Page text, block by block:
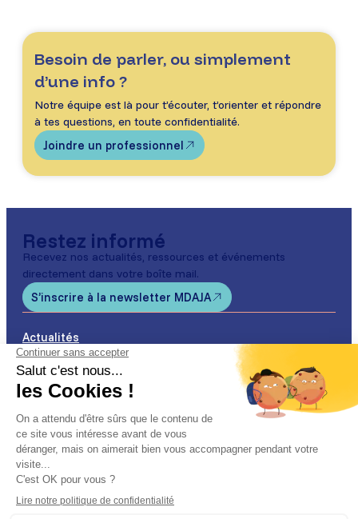
Besoin de parler, ou simplement
d’une info ?
Notre équipe est là pour t’écouter, t’orienter et répondre
à tes questions, en toute confidentialité.
Joindre un professionnel
Restez informé
Recevez nos actualités, ressources et événements
directement dans votre boîte mail.
S’inscrire à la newsletter MDAJA
Actualités
Agenda
Partenaires
Nos permanences de proximité
Suivez-nous sur les réseaux